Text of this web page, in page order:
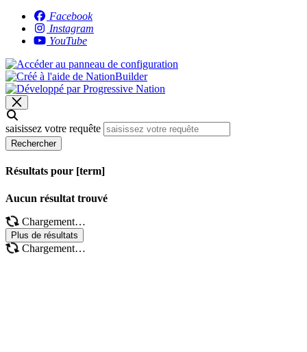
Facebook
Instagram
YouTube
saisissez votre requête
Rechercher
Résultats pour [term]
Aucun résultat trouvé
Chargement…
Plus de résultats
Chargement…